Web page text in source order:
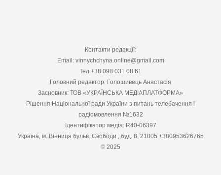
Контакти редакції:
Email: vinnychchyna.online@gmail.com
Тел:+38 098 031 08 61
Головний редактор: Голошивець Анастасія
Засновник: ТОВ «УКРАЇНСЬКА МЕДІАПЛАТФОРМА»
Рішення Національної ради України з питань телебачення і
радіомовлення №1632
Ідентифікатор медіа: R40-06397
Україна, м. Вінниця бульв. Свободи , буд. 8, 21005 +380953626765
© 2025